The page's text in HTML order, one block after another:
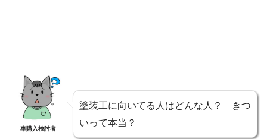
車購入検討者
塗装工に向いてる人はどんな人？ きつ
いって本当？